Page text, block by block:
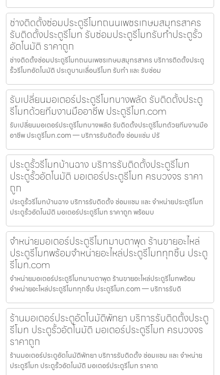
ช่างติดตั้งซ่อมประตูรีโมทถนนเพชรเกษมสมุทรสาคร
รับติดตั้งประตูรีโมท รับซ่อมประตูรีโมทรับทำประตูรั้ว
อัตโนมัติ ราคาถูก
ช่างติดตั้งซ่อมประตูรีโมทถนนเพชรเกษมสมุทรสาคร บริการติดตั้งประตู
รั้วรีโมทอัตโนมัติ ประตูบานเลื่อนรีโมท รับทำ และ รับซ่อม
รับเปลี่ยนมอเตอร์ประตูรีโมทบางพลัด รับติดตั้งประตู
รีโมทด้วยทีมงานมืออาชีพ ประตูรีโมท.com
รับเปลี่ยนมอเตอร์ประตูรีโมทบางพลัด รับติดตั้งประตูรีโมทด้วยทีมงานมือ
อาชีพ ประตูรีโมท.com — บริการรับติดตั้ง ซ่อมแซ่ม ปรั
ประตูรั้วรีโมทบ้านฉาง บริการรับติดตั้งประตูรีโมท
ประตูรั้วอัตโนมัติ มอเตอร์ประตูรีโมท ครบวงจร ราคา
ถูก
ประตูรั้วรีโมทบ้านฉาง บริการรับติดตั้ง ซ่อมแซม และ จำหน่ายประตูรีโมท
ประตูรั้วอัตโนมัติ มอเตอร์ประตูรีโมท ราคาถูก พร้อมบ
จำหน่ายมอเตอร์ประตูรีโมทมาบตาพุด ร้านขายอะไหล่
ประตูรีโมทพร้อมจำหน่ายอะไหล่ประตูรีโมททุกชิ้น ประตู
รีโมท.com
จำหน่ายมอเตอร์ประตูรีโมทมาบตาพุด ร้านขายอะไหล่ประตูรีโมทพร้อม
จำหน่ายอะไหล่ประตูรีโมททุกชิ้น ประตูรีโมท.com — บริการรับติ
ร้านมอเตอร์ประตูอัตโนมัติพัทยา บริการรับติดตั้งประตู
รีโมท ประตูรั้วอัตโนมัติ มอเตอร์ประตูรีโมท ครบวงจร
ราคาถูก
ร้านมอเตอร์ประตูอัตโนมัติพัทยา บริการรับติดตั้ง ซ่อมแซม และ จำหน่าย
ประตูรีโมท ประตูรั้วอัตโนมัติ มอเตอร์ประตูรีโมท ราคาถ